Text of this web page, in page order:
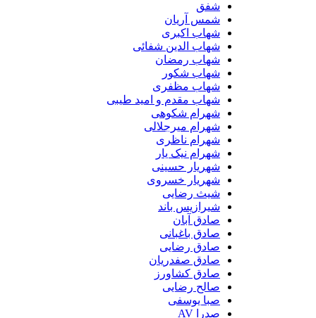
شمس آریان
شهاب اکبری
شهاب الدین شفائی
شهاب رمضان
شهاب شکور
شهاب مظفری
شهاب مقدم و امید طیبی
شهرام شکوهی
شهرام میرجلالی
شهرام ناظری
شهرام نیک یار
شهریار حسینی
شهریار خسروی
شیث رضایی
شیرازیس باند
صادق آبان
صادق باغبانی
صادق رضایی
صادق صفدریان
صادق کشاورز
صالح رضایی
صبا یوسفی